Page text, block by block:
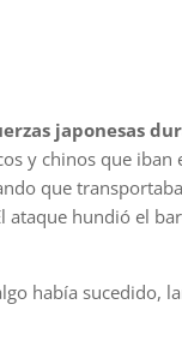
japonesas
y chinos que
que
ataque hundió el
había sucedido,